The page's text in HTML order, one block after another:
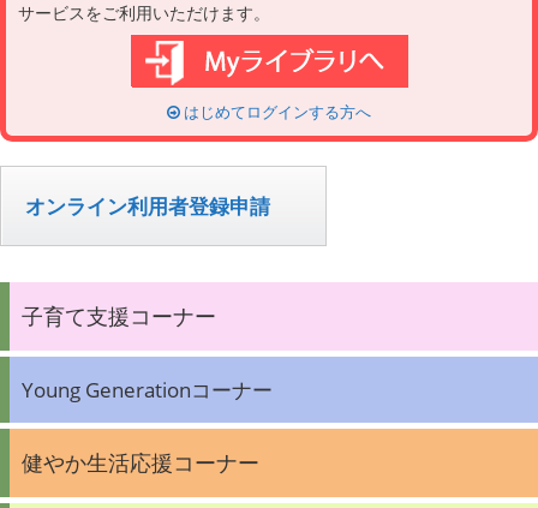
サービスをご利用いただけます。
はじめてログインする方へ
オンライン利用者登録申請
子育て支援コーナー
Young Generationコーナー
健やか生活応援コーナー